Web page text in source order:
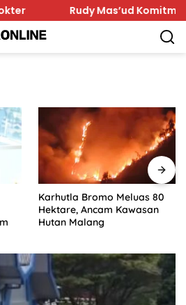
Rudy Mas’ud Komitmen
Karhutla Bromo Meluas 80
Hektare, Ancam Kawasan
Hutan Malang